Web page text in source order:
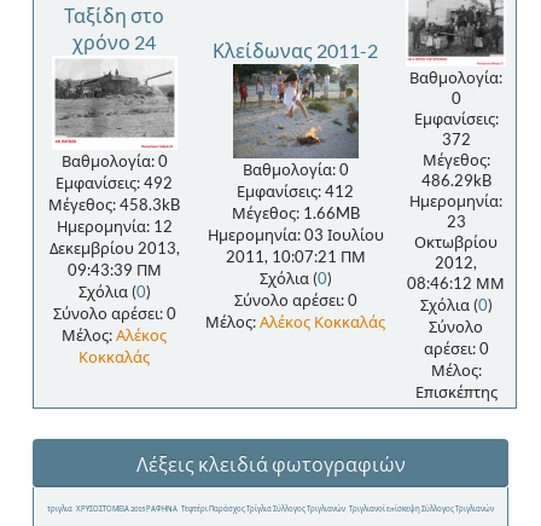
Ταξίδη στο
χρόνο 24
Βαθμολογία: 0
Εμφανίσεις: 492
Μέγεθος: 458.3kB
Ημερομηνία: 12
Δεκεμβρίου 2013,
09:43:39 ΠΜ
Σχόλια (0)
Σύνολο αρέσει: 0
Μέλος:Αλέκος
Κοκκαλάς
Κλείδωνας 2011-2
Βαθμολογία: 0
Εμφανίσεις: 412
Μέγεθος: 1.66MB
Ημερομηνία: 03 Ιουλίου
2011, 10:07:21 ΠΜ
Σχόλια (0)
Σύνολο αρέσει: 0
Μέλος:Αλέκος Κοκκαλάς
Βαθμολογία:
0
Εμφανίσεις:
372
Μέγεθος:
486.29kB
Ημερομηνία:
23
Οκτωβρίου
2012,
08:46:12 ΜΜ
Σχόλια (0)
Σύνολο
αρέσει: 0
Μέλος:
Επισκέπτης
Λέξεις κλειδιά φωτογραφιών
τριγλια ΧΡΥΣΟΣΤΟΜΕΙΑ 2015 ΡΑΦΗΝΑ Τεφτέρι Παράσχος Τρίγλια Σύλλογος Τριγλιανών Τριγλιανοί επίσκεψη Σύλλογος Τριγλιανών